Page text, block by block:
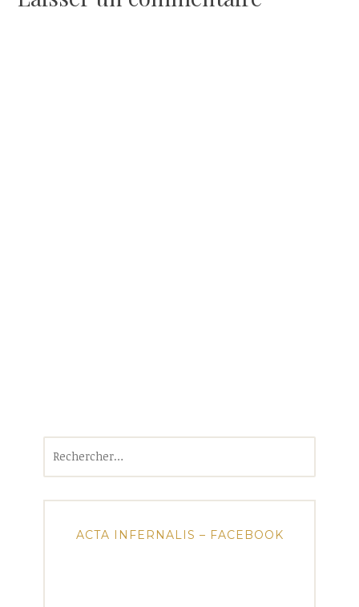
ACTA INFERNALIS – FACEBOOK